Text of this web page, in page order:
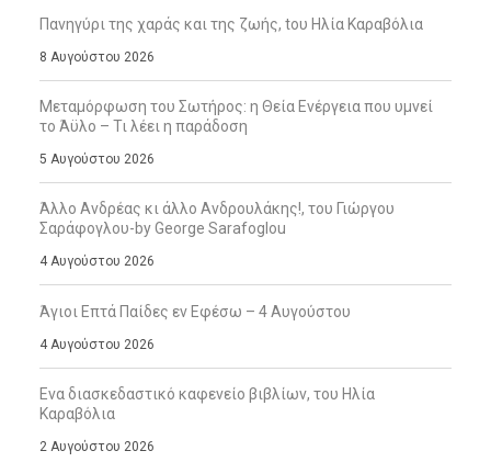
Πανηγύρι της χαράς και της ζωής, tου Ηλία Καραβόλια
8 Αυγούστου 2026
Μεταμόρφωση του Σωτήρος: η Θεία Ενέργεια που υμνεί
το Άϋλο – Τι λέει η παράδοση
5 Αυγούστου 2026
Άλλο Ανδρέας κι άλλο Ανδρουλάκης!, του Γιώργου
Σαράφογλου-by George Sarafoglou
4 Αυγούστου 2026
Άγιοι Επτά Παίδες εν Εφέσω – 4 Αυγούστου
4 Αυγούστου 2026
Ενα διασκεδαστικό καφενείο βιβλίων, του Ηλία
Καραβόλια
2 Αυγούστου 2026